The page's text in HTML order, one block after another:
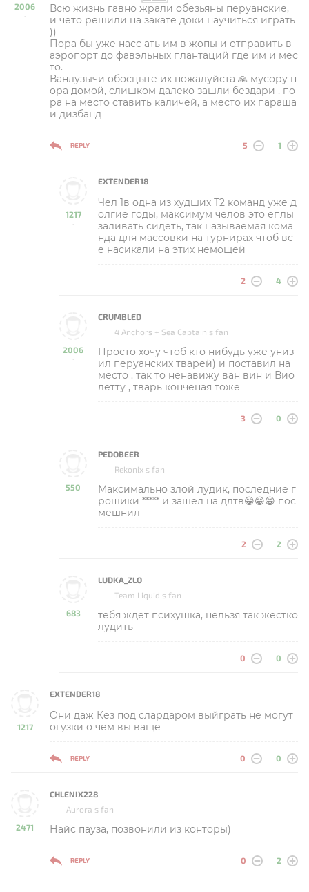
2006
-
Всю жизнь гавно жрали обезьяны перуанские,
и чето решили на закате доки научиться играть
))
Пора бы уже насс ать им в жoпы и отправить в
аэропорт до фавэльных плантаций где им и мес
то.
Ванлузычи обосцыте их пожалуйста 🙏 мусору п
ора домой, слишком далеко зашли бездари , по
ра на место ставить каличей, а место их параша
и дизбанд
REPLY 5 1
1217
-
EXTENDER18
Чел 1в одна из худших Т2 команд уже д
олгие годы, максимум челов это еплы
заливать сидеть, так называемая кома
нда для массовки на турнирах чтоб вс
е насикали на этих немощей
2 4
2006
-
CRUMBLED
4 Anchors + Sea Captain s fan
Просто хочу чтоб кто нибудь уже униз
ил перуанских тварей) и поставил на
место . так то ненавижу ван вин и Вио
летту , тварь конченая тоже
3 0
550
-
PEDOBEER
Rekonix s fan
Максимально злой лудик, последние г
рошики ***** и зашел на длтв😁😁😁 пос
мешнил
2 2
683
-
LUDKA_ZLO
Team Liquid s fan
тебя ждет психушка, нельзя так жестко
лудить
0 0
1217
-
EXTENDER18
Они даж Кез под слардаром выйграть не могут
огузки о чем вы ваще
REPLY 0 0
2471
-
CHLENIX228
Aurora s fan
Найс пауза, позвонили из конторы)
REPLY 0 2